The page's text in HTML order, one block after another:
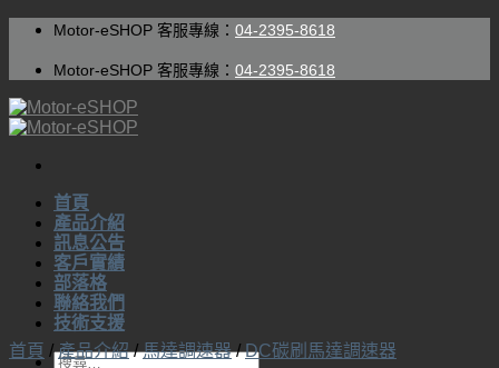
Skip
content
Motor-eSHOP 客服專線： 04-2395-8618
Motor-eSHOP 客服專線： 04-2395-8618
首頁
產品介紹
訊息公告
客戶實績
部落格
聯絡我們
技術支援
首頁 / 產品介紹 / 馬達調速器 / DC碳刷馬達調速器